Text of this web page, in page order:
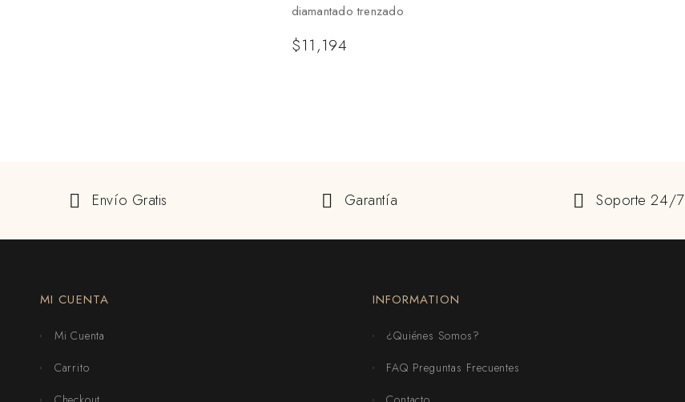
diamantado trenzado
$11,194
Envío Gratis Garantía Soporte 24/7
MI CUENTA
Mi Cuenta
Carrito
INFORMATION
¿Quiénes Somos?
FAQ Preguntas Frecuentes